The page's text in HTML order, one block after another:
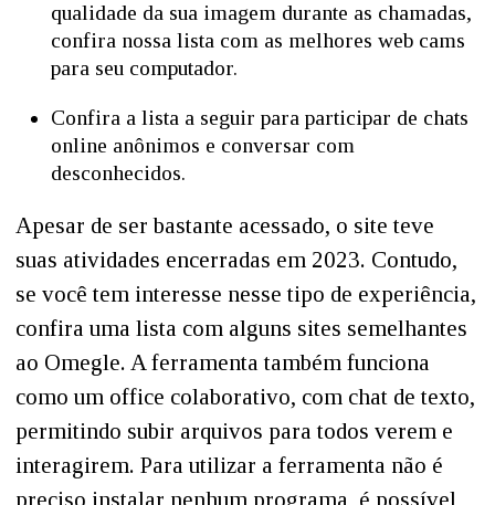
qualidade da sua imagem durante as chamadas,
confira nossa lista com as melhores web cams
para seu computador.
Confira a lista a seguir para participar de chats
online anônimos e conversar com
desconhecidos.
Apesar de ser bastante acessado, o site teve
suas atividades encerradas em 2023. Contudo,
se você tem interesse nesse tipo de experiência,
confira uma lista com alguns sites semelhantes
ao Omegle. A ferramenta também funciona
como um office colaborativo, com chat de texto,
permitindo subir arquivos para todos verem e
interagirem. Para utilizar a ferramenta não é
preciso instalar nenhum programa, é possível